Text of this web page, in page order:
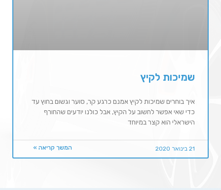
שמיכות לקיץ
איך בוחרים שמיכות לקיץ אמנם כרגע קר, סוער וגשום בחוץ עד
כדי שאי אפשר לחשוב על הקיץ, אבל כולנו יודעים שהחורף
הישראלי הוא קצר במיוחד
המשך קריאה » 21 בינואר 2020